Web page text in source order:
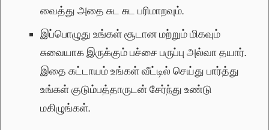
வைத்து அதை சுட சுட பரிமாறவும்.
இப்பொழுது உங்கள் சூடான மற்றும் மிகவும்
சுவையாக இருக்கும் பச்சை பருப்பு அல்வா தயார்.
இதை கட்டாயம் உங்கள் வீட்டில் செய்து பார்த்து
உங்கள் குடும்பத்தாருடன் சேர்ந்து உண்டு
மகிழுங்கள்.